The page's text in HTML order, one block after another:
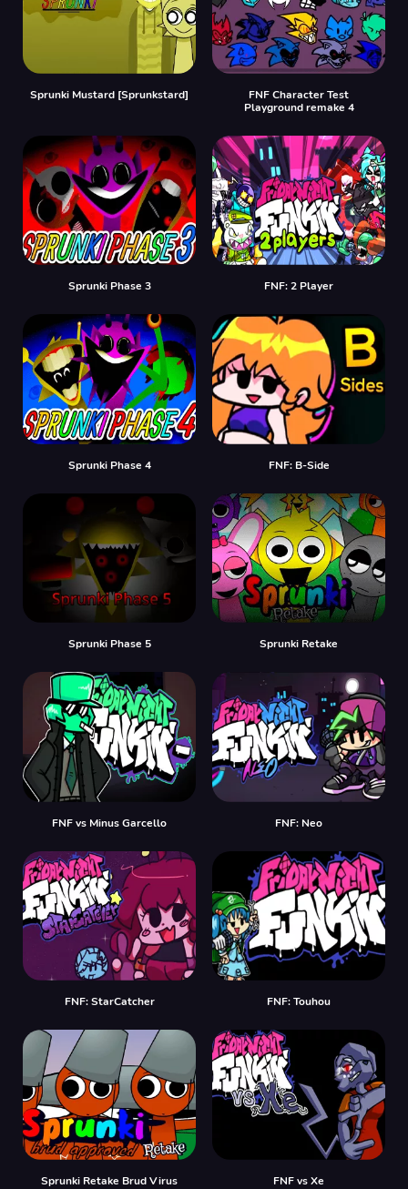
Sprunki Mustard [Sprunkstard]
FNF Character Test
Playground remake 4
Sprunki Phase 3 FNF: 2 Player
Sprunki Phase 4 FNF: B-Side
Sprunki Phase 5 Sprunki Retake
FNF vs Minus Garcello FNF: Neo
FNF: StarCatcher FNF: Touhou
Sprunki Retake Brud Virus FNF vs Xе